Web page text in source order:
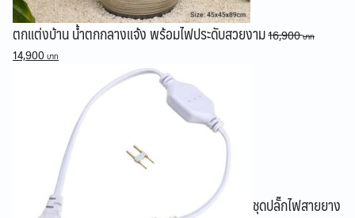
ตกแต่งบ้าน น้ำตกกลางแจ้ง พร้อมไฟประดับสวยงาม16,900
Original
14,900
14,900 ฿.
ชุดปลั๊กไฟสายยาง